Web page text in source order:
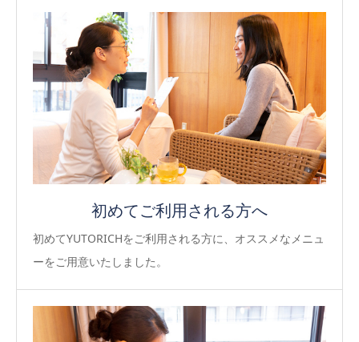
初めてご利用される方へ
初めてYUTORICHをご利用される方に、オススメなメニュ
ーをご用意いたしました。